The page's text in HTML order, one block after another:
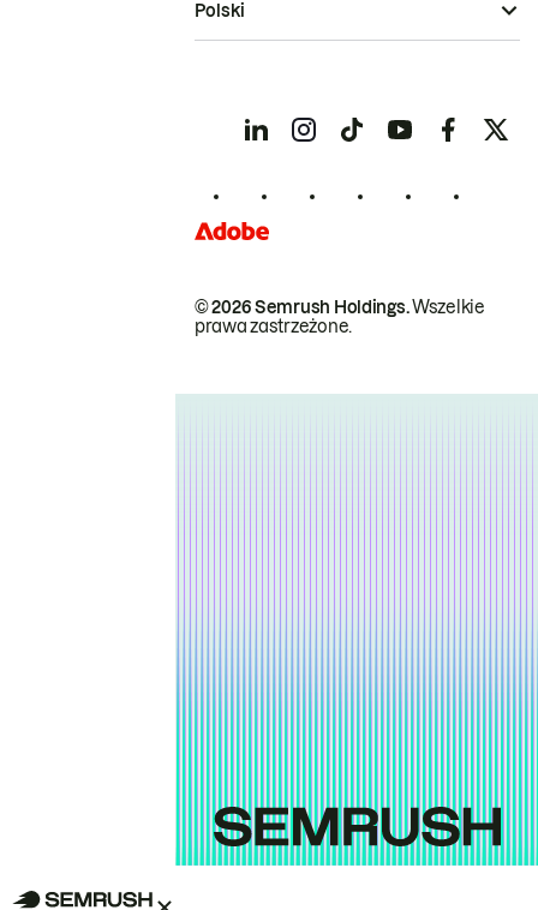
© 2026 Semrush Holdings.Wszelkie
prawa zastrzeżone.
Polski